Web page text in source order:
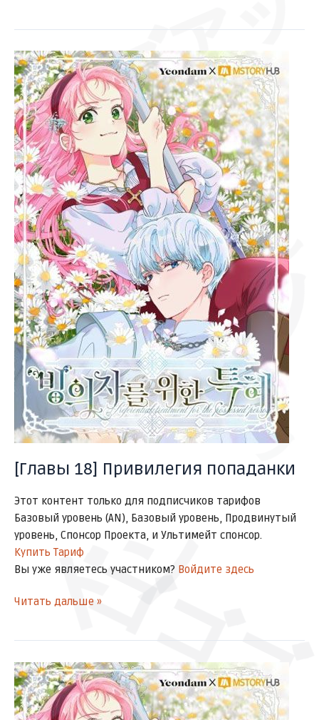
サッ
ズア
ドン
ズアッ
サッ
ズアッ
ゴゴゴ
[Главы 18] Привилегия попаданки
Этот контент только для подписчиков тарифов
Базовый уровень (AN), Базовый уровень, Продвинутый
уровень, Спонсор Проекта, и Ультимейт спонсор.
Купить Тариф
Вы уже являетесь участником? Войдите здесь
[Главы
18]
Привилегия
попаданки
Читать дальше »
[Главы
16-
17]